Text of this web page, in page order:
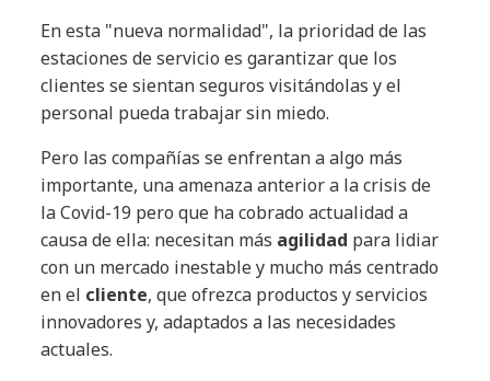
En esta "nueva normalidad", la prioridad de las
estaciones de servicio es garantizar que los
clientes se sientan seguros visitándolas y el
personal pueda trabajar sin miedo.
Pero las compañías se enfrentan a algo más
importante, una amenaza anterior a la crisis de
la Covid-19 pero que ha cobrado actualidad a
causa de ella: necesitan más agilidad para lidiar
con un mercado inestable y mucho más centrado
en el cliente, que ofrezca productos y servicios
innovadores y, adaptados a las necesidades
actuales.